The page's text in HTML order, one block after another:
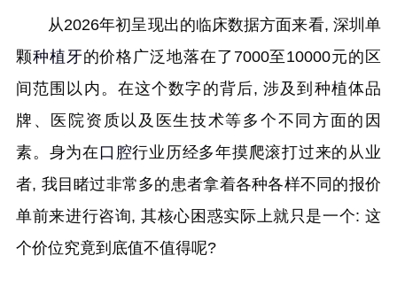
从2026年初呈现出的临床数据方面来看, 深圳单
颗种植牙的价格广泛地落在了7000至10000元的区
间范围以内。在这个数字的背后, 涉及到种植体品
牌、医院资质以及医生技术等多个不同方面的因
素。身为在 口腔行业历经多年摸爬滚打过来的从业
者, 我目睹过非常多的患者拿着各种各样不同的报价
单前来进行咨询, 其核心困惑实际上就只是一个: 这
个价位究竟到底值不值得呢?